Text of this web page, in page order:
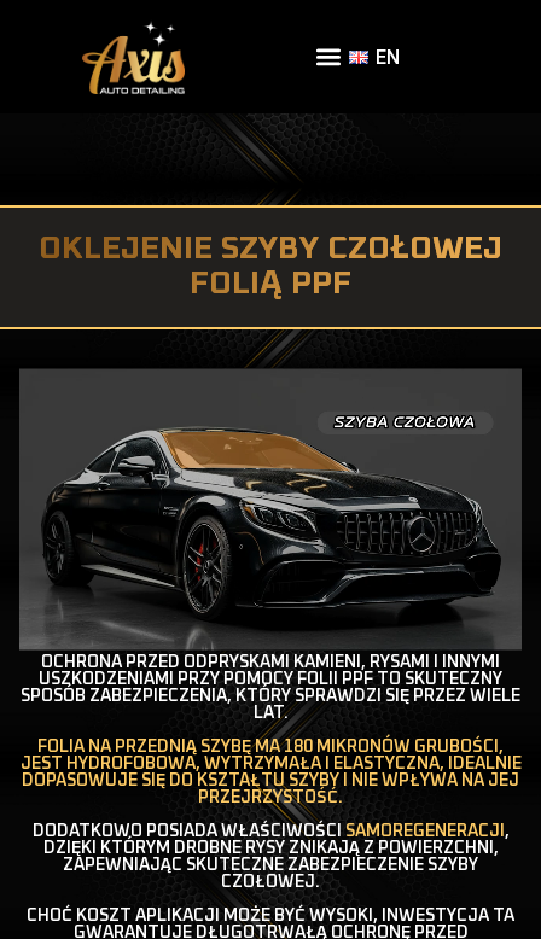
EN
OKLEJENIE SZYBY CZOŁOWEJ
FOLIĄ PPF
OCHRONA PRZED ODPRYSKAMI KAMIENI, RYSAMI I INNYMI
USZKODZENIAMI PRZY POMOCY FOLII PPF TO SKUTECZNY
SPOSÓB ZABEZPIECZENIA, KTÓRY SPRAWDZI SIĘ PRZEZ WIELE
LAT.
FOLIA NA PRZEDNIĄ SZYBĘ MA 180 MIKRONÓW GRUBOŚCI,
JEST HYDROFOBOWA, WYTRZYMAŁA I ELASTYCZNA, IDEALNIE
DOPASOWUJE SIĘ DO KSZTAŁTU SZYBY I NIE WPŁYWA NA JEJ
PRZEJRZYSTOŚĆ.
DODATKOWO POSIADA WŁAŚCIWOŚCI
SAMOREGENERACJI ,
DZIĘKI KTÓRYM DROBNE RYSY ZNIKAJĄ Z POWIERZCHNI,
ZAPEWNIAJĄC SKUTECZNE ZABEZPIECZENIE SZYBY
CZOŁOWEJ.
CHOĆ KOSZT APLIKACJI MOŻE BYĆ WYSOKI, INWESTYCJA TA
GWARANTUJE DŁUGOTRWAŁĄ OCHRONĘ PRZED